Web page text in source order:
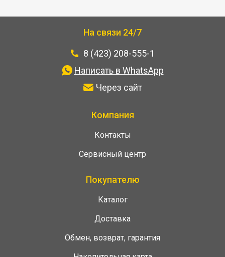
Компания
Контакты
Сервисный центр
Покупателю
Каталог
Доставка
Обмен, возврат, гарантия
На связи 24/7
8 (423) 208-555-1
Написать в WhatsApp
Через сайт